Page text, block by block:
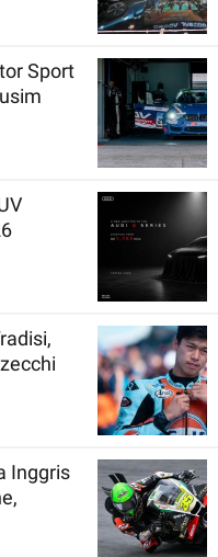
Sport
Inggris